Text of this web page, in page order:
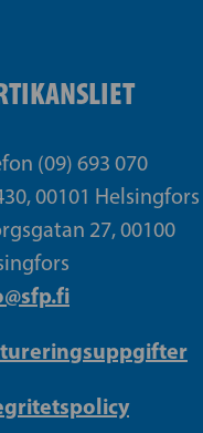
(09) 693 070
00101 Helsingfors
27, 00100